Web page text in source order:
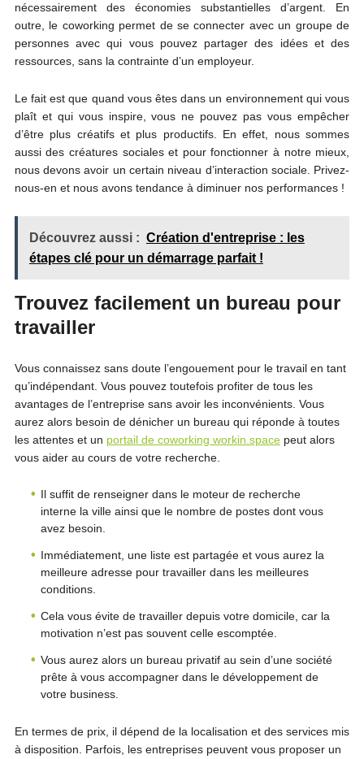
nécessairement des économies substantielles d’argent. En
outre, le coworking permet de se connecter avec un groupe de
personnes avec qui vous pouvez partager des idées et des
ressources, sans la contrainte d’un employeur.
Le fait est que quand vous êtes dans un environnement qui vous
plaît et qui vous inspire, vous ne pouvez pas vous empêcher
d’être plus créatifs et plus productifs. En effet, nous sommes
aussi des créatures sociales et pour fonctionner à notre mieux,
nous devons avoir un certain niveau d’interaction sociale. Privez-
nous-en et nous avons tendance à diminuer nos performances !
Découvrez aussi : Création d'entreprise : les
étapes clé pour un démarrage parfait !
Trouvez facilement un bureau pour
travailler
Vous connaissez sans doute l’engouement pour le travail en tant
qu’indépendant. Vous pouvez toutefois profiter de tous les
avantages de l’entreprise sans avoir les inconvénients. Vous
aurez alors besoin de dénicher un bureau qui réponde à toutes
les attentes et un portail de coworking workin.spacepeut alors
vous aider au cours de votre recherche.
Il suffit de renseigner dans le moteur de recherche
interne la ville ainsi que le nombre de postes dont vous
avez besoin.
Immédiatement, une liste est partagée et vous aurez la
meilleure adresse pour travailler dans les meilleures
conditions.
Cela vous évite de travailler depuis votre domicile, car la
motivation n’est pas souvent celle escomptée.
Vous aurez alors un bureau privatif au sein d’une société
prête à vous accompagner dans le développement de
votre business.
En termes de prix, il dépend de la localisation et des services mis
à disposition. Parfois, les entreprises peuvent vous proposer un